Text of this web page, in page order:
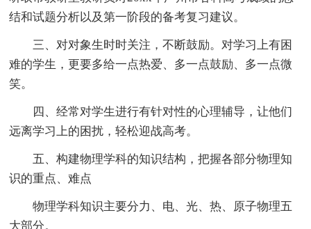
结和试题分析以及第一阶段的备考复习建议。
三、对对象生时时关注，不断鼓励。对学习上有困
难的学生，更要多给一点热爱、多一点鼓励、多一点微
笑。
四、经常对学生进行有针对性的心理辅导，让他们
远离学习上的困扰，轻松迎战高考。
五、构建物理学科的知识结构，把握各部分物理知
识的重点、难点
物理学科知识主要分力、电、光、热、原子物理五
大部分。